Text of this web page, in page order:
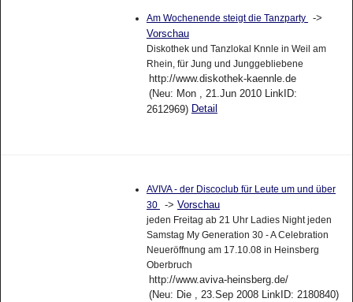
Am Wochenende steigt die Tanzparty
->
Vorschau
Diskothek und Tanzlokal Knnle in Weil am
Rhein, für Jung und Junggebliebene
http://www.diskothek-kaennle.de
(Neu: Mon , 21.Jun 2010 LinkID:
2612969) Detail
AVIVA - der Discoclub für Leute um und über
30
-> Vorschau
jeden Freitag ab 21 Uhr Ladies Night jeden
Samstag My Generation 30 - A Celebration
Neueröffnung am 17.10.08 in Heinsberg
Oberbruch
http://www.aviva-heinsberg.de/
(Neu: Die , 23.Sep 2008 LinkID: 2180840)